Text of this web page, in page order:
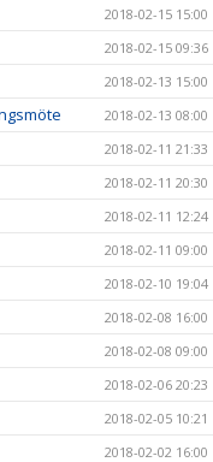
2018-02-15 15:00
2018-02-15 09:36
2018-02-13 15:00
2018-02-13 08:00
2018-02-11 21:33
2018-02-11 20:30
2018-02-11 12:24
2018-02-11 09:00
2018-02-10 19:04
2018-02-08 16:00
2018-02-08 09:00
2018-02-06 20:23
2018-02-05 10:21
2018-02-02 16:00